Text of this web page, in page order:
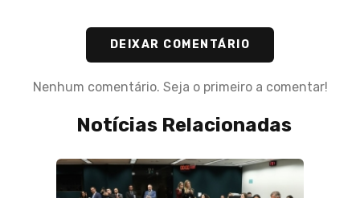
DEIXAR COMENTÁRIO
Nenhum comentário. Seja o primeiro a comentar!
Notícias Relacionadas